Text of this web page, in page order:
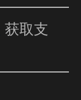
获取支